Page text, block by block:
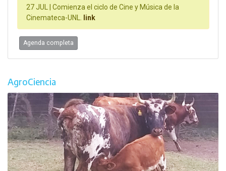
27 JUL | Comienza el ciclo de Cine y Música de la
Cinemateca-UNL. link
Agenda completa
AgroCiencia